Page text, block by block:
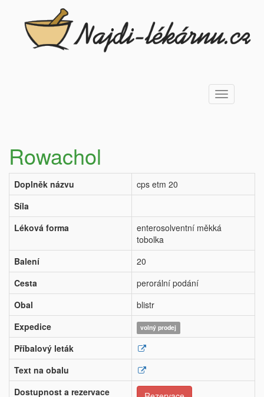
Toggle
navigation
Rowachol
Doplněk názvu
cps etm 20
Síla
Léková forma
enterosolventní měkká
tobolka
Balení
20
Cesta
perorální podání
Obal
blistr
Expedice
volný prodej
Příbalový leták
Text na obalu
Dostupnost a rezervace